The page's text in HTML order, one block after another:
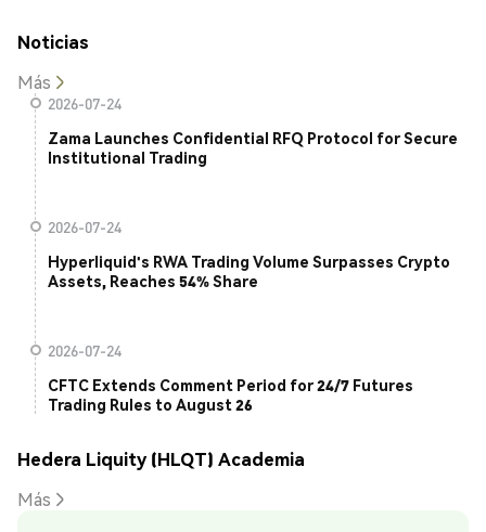
Noticias
Más
2026-07-24
Zama Launches Confidential RFQ Protocol for Secure
Institutional Trading
2026-07-24
Hyperliquid's RWA Trading Volume Surpasses Crypto
Assets, Reaches 54% Share
2026-07-24
CFTC Extends Comment Period for 24/7 Futures
Trading Rules to August 26
Hedera Liquity (HLQT) Academia
Más